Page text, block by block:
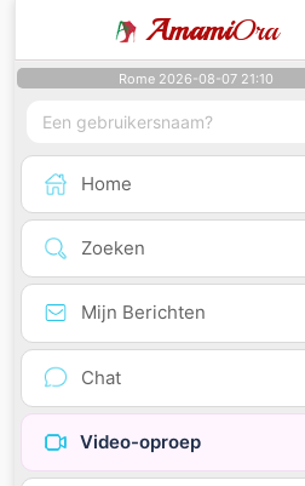
AmamiOra
Rome 2026-08-07 21:10
Home
Zoeken
Mijn Berichten
Chat
Video-oproep